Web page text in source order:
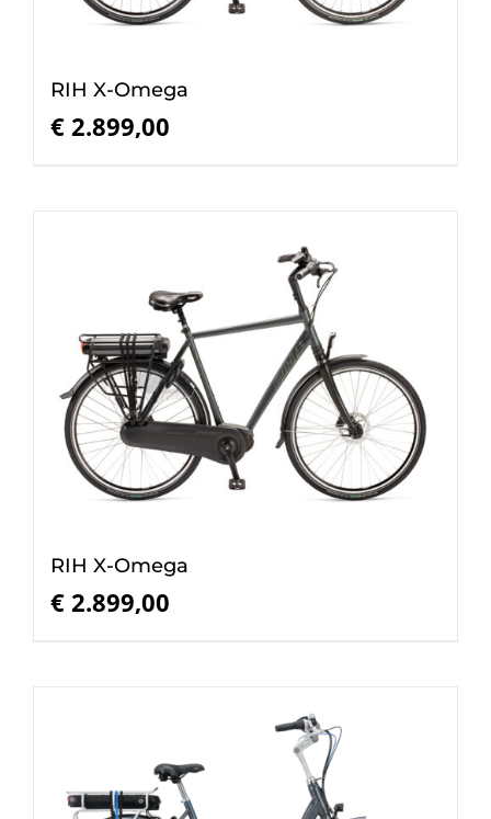
RIH X-Omega
€ 2.899,00
RIH X-Omega
€ 2.899,00